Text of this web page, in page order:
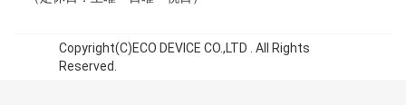
Copyright(C)ECO DEVICE CO.,LTD . All Rights
Reserved.